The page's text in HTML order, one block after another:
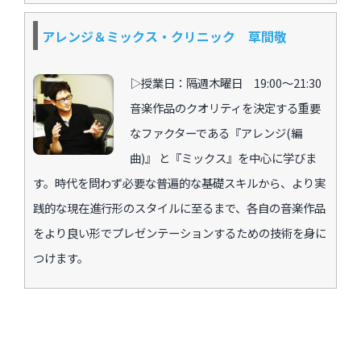
アレンジ＆ミックス・クリニック 草間敬
▷授業日：隔週木曜日 19:00〜21:30
音楽作品のクオリティを決定する重要
なファクターである『アレンジ(編
曲)』 と『ミックス』を中心に学びま
す。時代を問わず必要な普遍的な基礎スキルから、より実
践的な現在進行形のスタイルに至るまで、各自の音楽作品
をより良い形でプレゼンテーションするための技術を身に
つけます。